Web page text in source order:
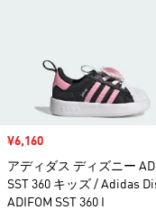
セール価格
¥6,160
アディダス ディズニー
SST 360 キッズ / Adidas
ADIFOM SST 360 I